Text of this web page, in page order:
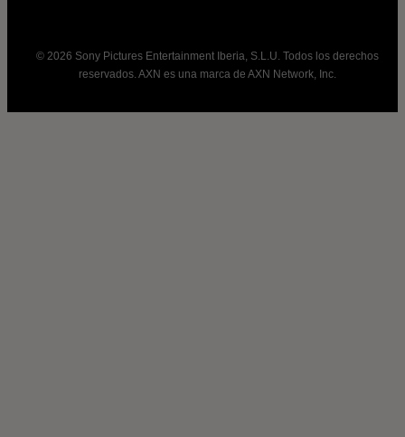
© 2026 Sony Pictures Entertainment Iberia, S.L.U. Todos los derechos
reservados. AXN es una marca de AXN Network, Inc.